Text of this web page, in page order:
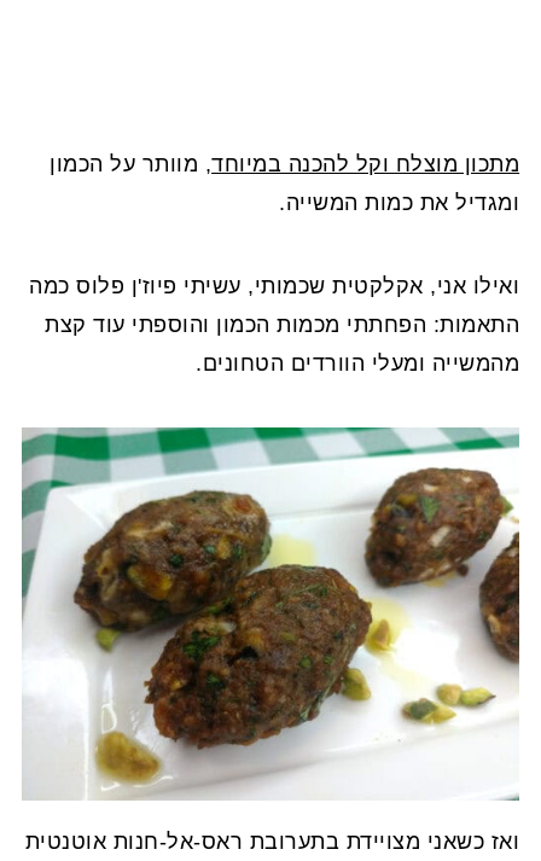
מתכון מוצלח וקל להכנה במיוחד, מוותר על הכמון
ומגדיל את כמות המשייה.
ואילו אני, אקלקטית שכמותי, עשיתי פיוז'ן פלוס כמה
התאמות: הפחתתי מכמות הכמון והוספתי עוד קצת
מהמשייה ומעלי הוורדים הטחונים.
ואז כשאני מצויידת בתערובת ראס-אל-חנות אוטנטית